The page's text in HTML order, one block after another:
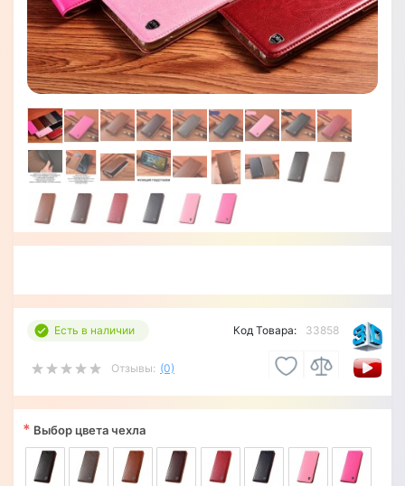
Есть в наличии
Отзывы: (0)
Код Товара: 33858
* Выбор цвета чехла